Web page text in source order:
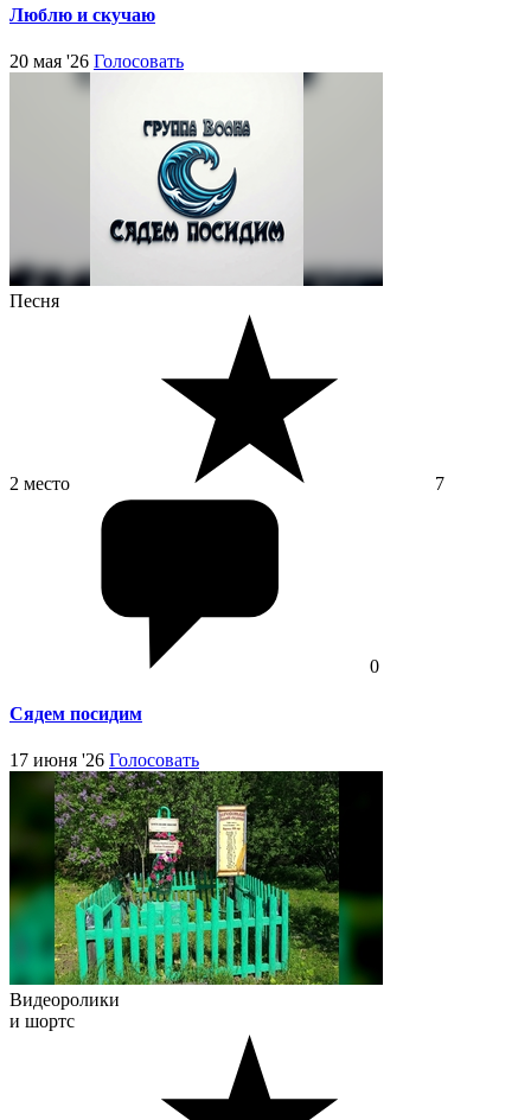
Люблю и скучаю
20 мая '26 Голосовать
Песня
2 место 7
0
Сядем посидим
17 июня '26 Голосовать
Видеоролики
и шортс